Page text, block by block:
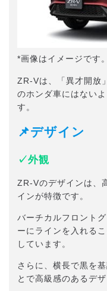
*画像はイメージです
ZR-Vは、「異才開放
のホンダ車にはない
す。
📌デザイン
✓外観
ZR-Vのデザインは、
インが特徴です。
バーチカルフロント
ーにラインを入れる
しています。
さらに、横長で黒を
とで高級感のあるデ